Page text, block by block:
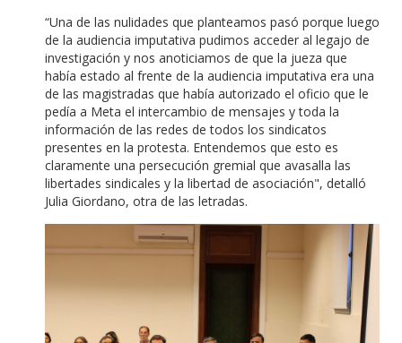
“Una de las nulidades que planteamos pasó porque luego
de la audiencia imputativa pudimos acceder al legajo de
investigación y nos anoticiamos de que la jueza que
había estado al frente de la audiencia imputativa era una
de las magistradas que había autorizado el oficio que le
pedía a Meta el intercambio de mensajes y toda la
información de las redes de todos los sindicatos
presentes en la protesta. Entendemos que esto es
claramente una persecución gremial que avasalla las
libertades sindicales y la libertad de asociación", detalló
Julia Giordano, otra de las letradas.